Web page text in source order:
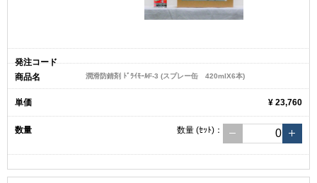
潤滑防錆剤 ﾄﾞﾗｲﾓｰﾙF-3 (スプレー缶 420mlX6本)
¥ 23,760
数量 (ｾｯﾄ) ：